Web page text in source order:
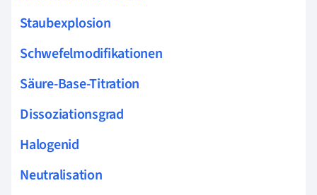
Staubexplosion
Schwefelmodifikationen
Säure-Base-Titration
Dissoziationsgrad
Halogenid
Neutralisation